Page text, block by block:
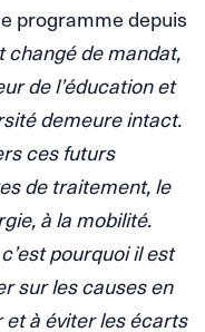
programme depuis
changé de mandat,
de l’éducation et
demeure intact.
ces futurs
de traitement, le
à la mobilité.
pourquoi il est
sur les causes en
à éviter les écarts